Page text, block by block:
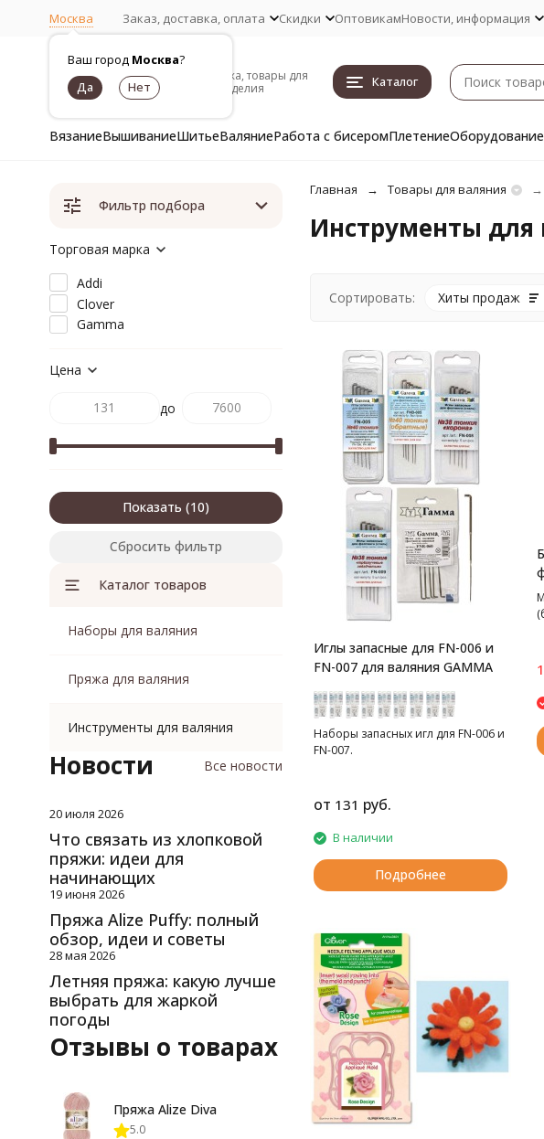
Москва
Ваш город Москва?
Заказ, доставка, оплата Скидки ОптовикамНовости, информация
Пряжа, товары для
рукоделия
Каталог
ВязаниеВышиваниеШитьеВаляниеРабота с бисеромПлетениеОборудование
Главная Товары для валяния
Инструменты для
Сортировать: Хиты продаж
Иглы запасные для FN-006 и
FN-007 для валяния GAMMA
Наборы запасных игл для FN-006 и
FN-007.
от 131 руб.
В наличии
Подробнее
Фильтр подбора
Торговая марка
Addi
Clover
Gamma
Цена
до
Показать
Сбросить фильтр
Каталог товаров
Наборы для валяния
Пряжа для валяния
Инструменты для валяния
Новости Все новости
20 июля 2026
Что связать из хлопковой
пряжи: идеи для
начинающих
19 июня 2026
Пряжа Alize Puffy: полный
обзор, идеи и советы
28 мая 2026
Летняя пряжа: какую лучше
выбрать для жаркой
погоды
Отзывы о товарах
Пряжа Alize Diva
5.0